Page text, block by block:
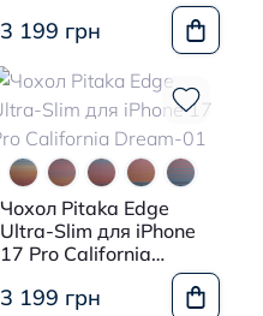
3 199 грн
Чохол Pitaka Edge
Ultra-Slim для iPhone
17 Pro California
3 199 грн